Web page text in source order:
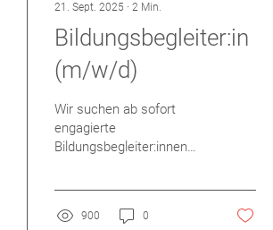
21. Sept. 2025 ∙ 2 Min.
Bildungsbegleiter:in
(m/w/d)
Wir suchen ab sofort
engagierte
Bildungsbegleiter:innen
unserer jugendlichen
900 0